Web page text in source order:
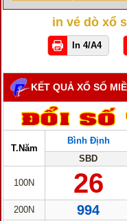
in vé dò xổ
In 4/A4
KẾT QUẢ XỔ SỐ
T.Năm
100N
200N
Bình Định
SBD
26
994